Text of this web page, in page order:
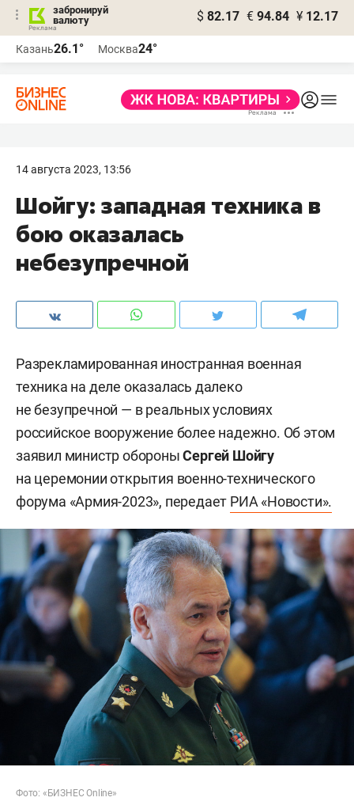
забронируй
валюту
$ 82.17 € 94.84 ¥ 12.17
Казань26.1° Москва24°
14 августа 2023, 13:56
Шойгу: западная техника в
бою оказалась
небезупречной
Разрекламированная иностранная военная
техника на деле оказалась далеко
не безупречной — в реальных условиях
российское вооружение более надежно. Об этом
заявил министр обороныСергей Шойгу
на церемонии открытия военно-технического
форума «Армия-2023», передает РИА «Новости».
Фото: «БИЗНЕС Online»